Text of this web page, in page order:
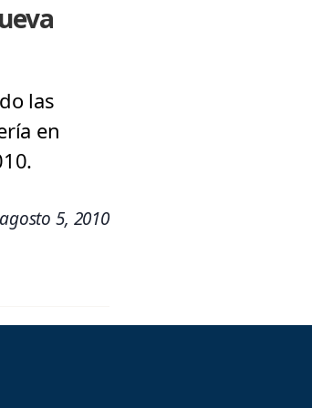
las
en
agosto 5, 2010